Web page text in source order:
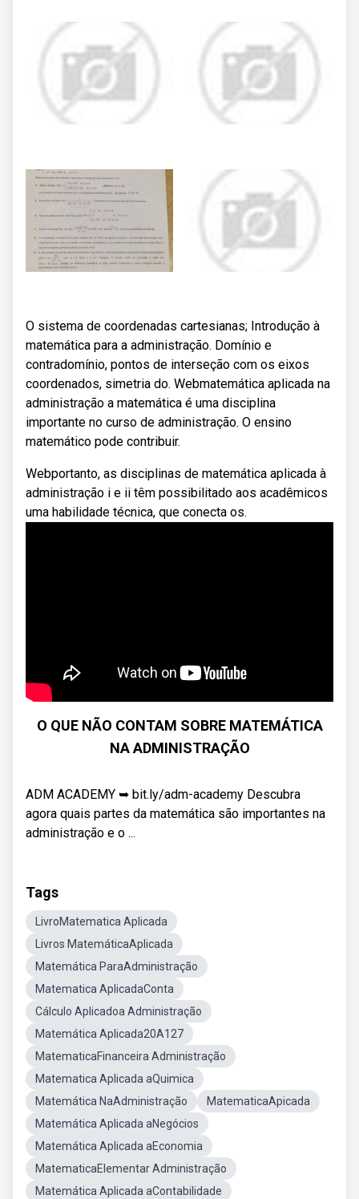
O sistema de coordenadas cartesianas; Introdução à
matemática para a administração. Domínio e
contradomínio, pontos de interseção com os eixos
coordenados, simetria do. Webmatemática aplicada na
administração a matemática é uma disciplina
importante no curso de administração. O ensino
matemático pode contribuir.
Webportanto, as disciplinas de matemática aplicada à
administração i e ii têm possibilitado aos acadêmicos
uma habilidade técnica, que conecta os.
O QUE NÃO CONTAM SOBRE MATEMÁTICA
NA ADMINISTRAÇÃO
ADM ACADEMY ➥ bit.ly/adm-academy Descubra
agora quais partes da matemática são importantes na
administração e o ...
Tags
LivroMatematica Aplicada
Livros MatemáticaAplicada
Matemática ParaAdministração
Matematica AplicadaConta
Cálculo Aplicadoa Administração
Matemática Aplicada20A127
MatematicaFinanceira Administração
Matematica Aplicada aQuimica
Matemática NaAdministração
MatematicaApicada
Matemática Aplicada aNegócios
Matemática Aplicada aEconomia
MatematicaElementar Administração
Matemática Aplicada aContabilidade